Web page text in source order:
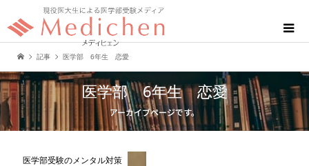
記事 医学部 6年生 恋愛
医学部 6年生 恋愛
アーカイブページです。
医学部受験のメンタル対策